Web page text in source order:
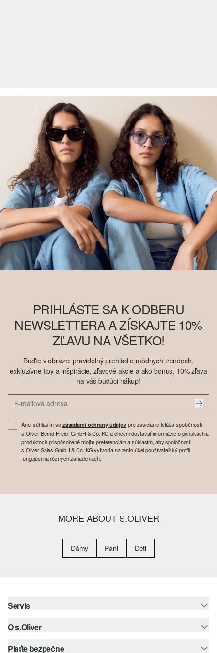
PRIHLÁSTE SA K ODBERU
NEWSLETTERA A ZÍSKAJTE 10%
ZĽAVU NA VŠETKO!
Buďte v obraze: pravidelný prehľad o módnych trendoch,
exkluzívne tipy a inšpirácie, zľavové akcie a ako bonus, 10% zľava
na váš budúci nákup!
Áno, súhlasím so zásadami ochrany údajovpre zasielanie letáka spoločnosti
s.Oliver Bernd Freier GmbH & Co. KG a chcem dostavať informácie o ponukách a
produktoch prispôsobené mojim preferenciám a súhlasím, aby spoločnosť
s.Oliver Sales GmbH & Co. KG vytvorila na tento účel používateľský profil
fungujúci na rôznych zariadeniach.
MORE ABOUT S.OLIVER
Dámy Páni Deti
Servis
Pomoc a FAQ
Nápoveda k veľkostiam
O s.Oliver
Leták
Plaťte bezpečne